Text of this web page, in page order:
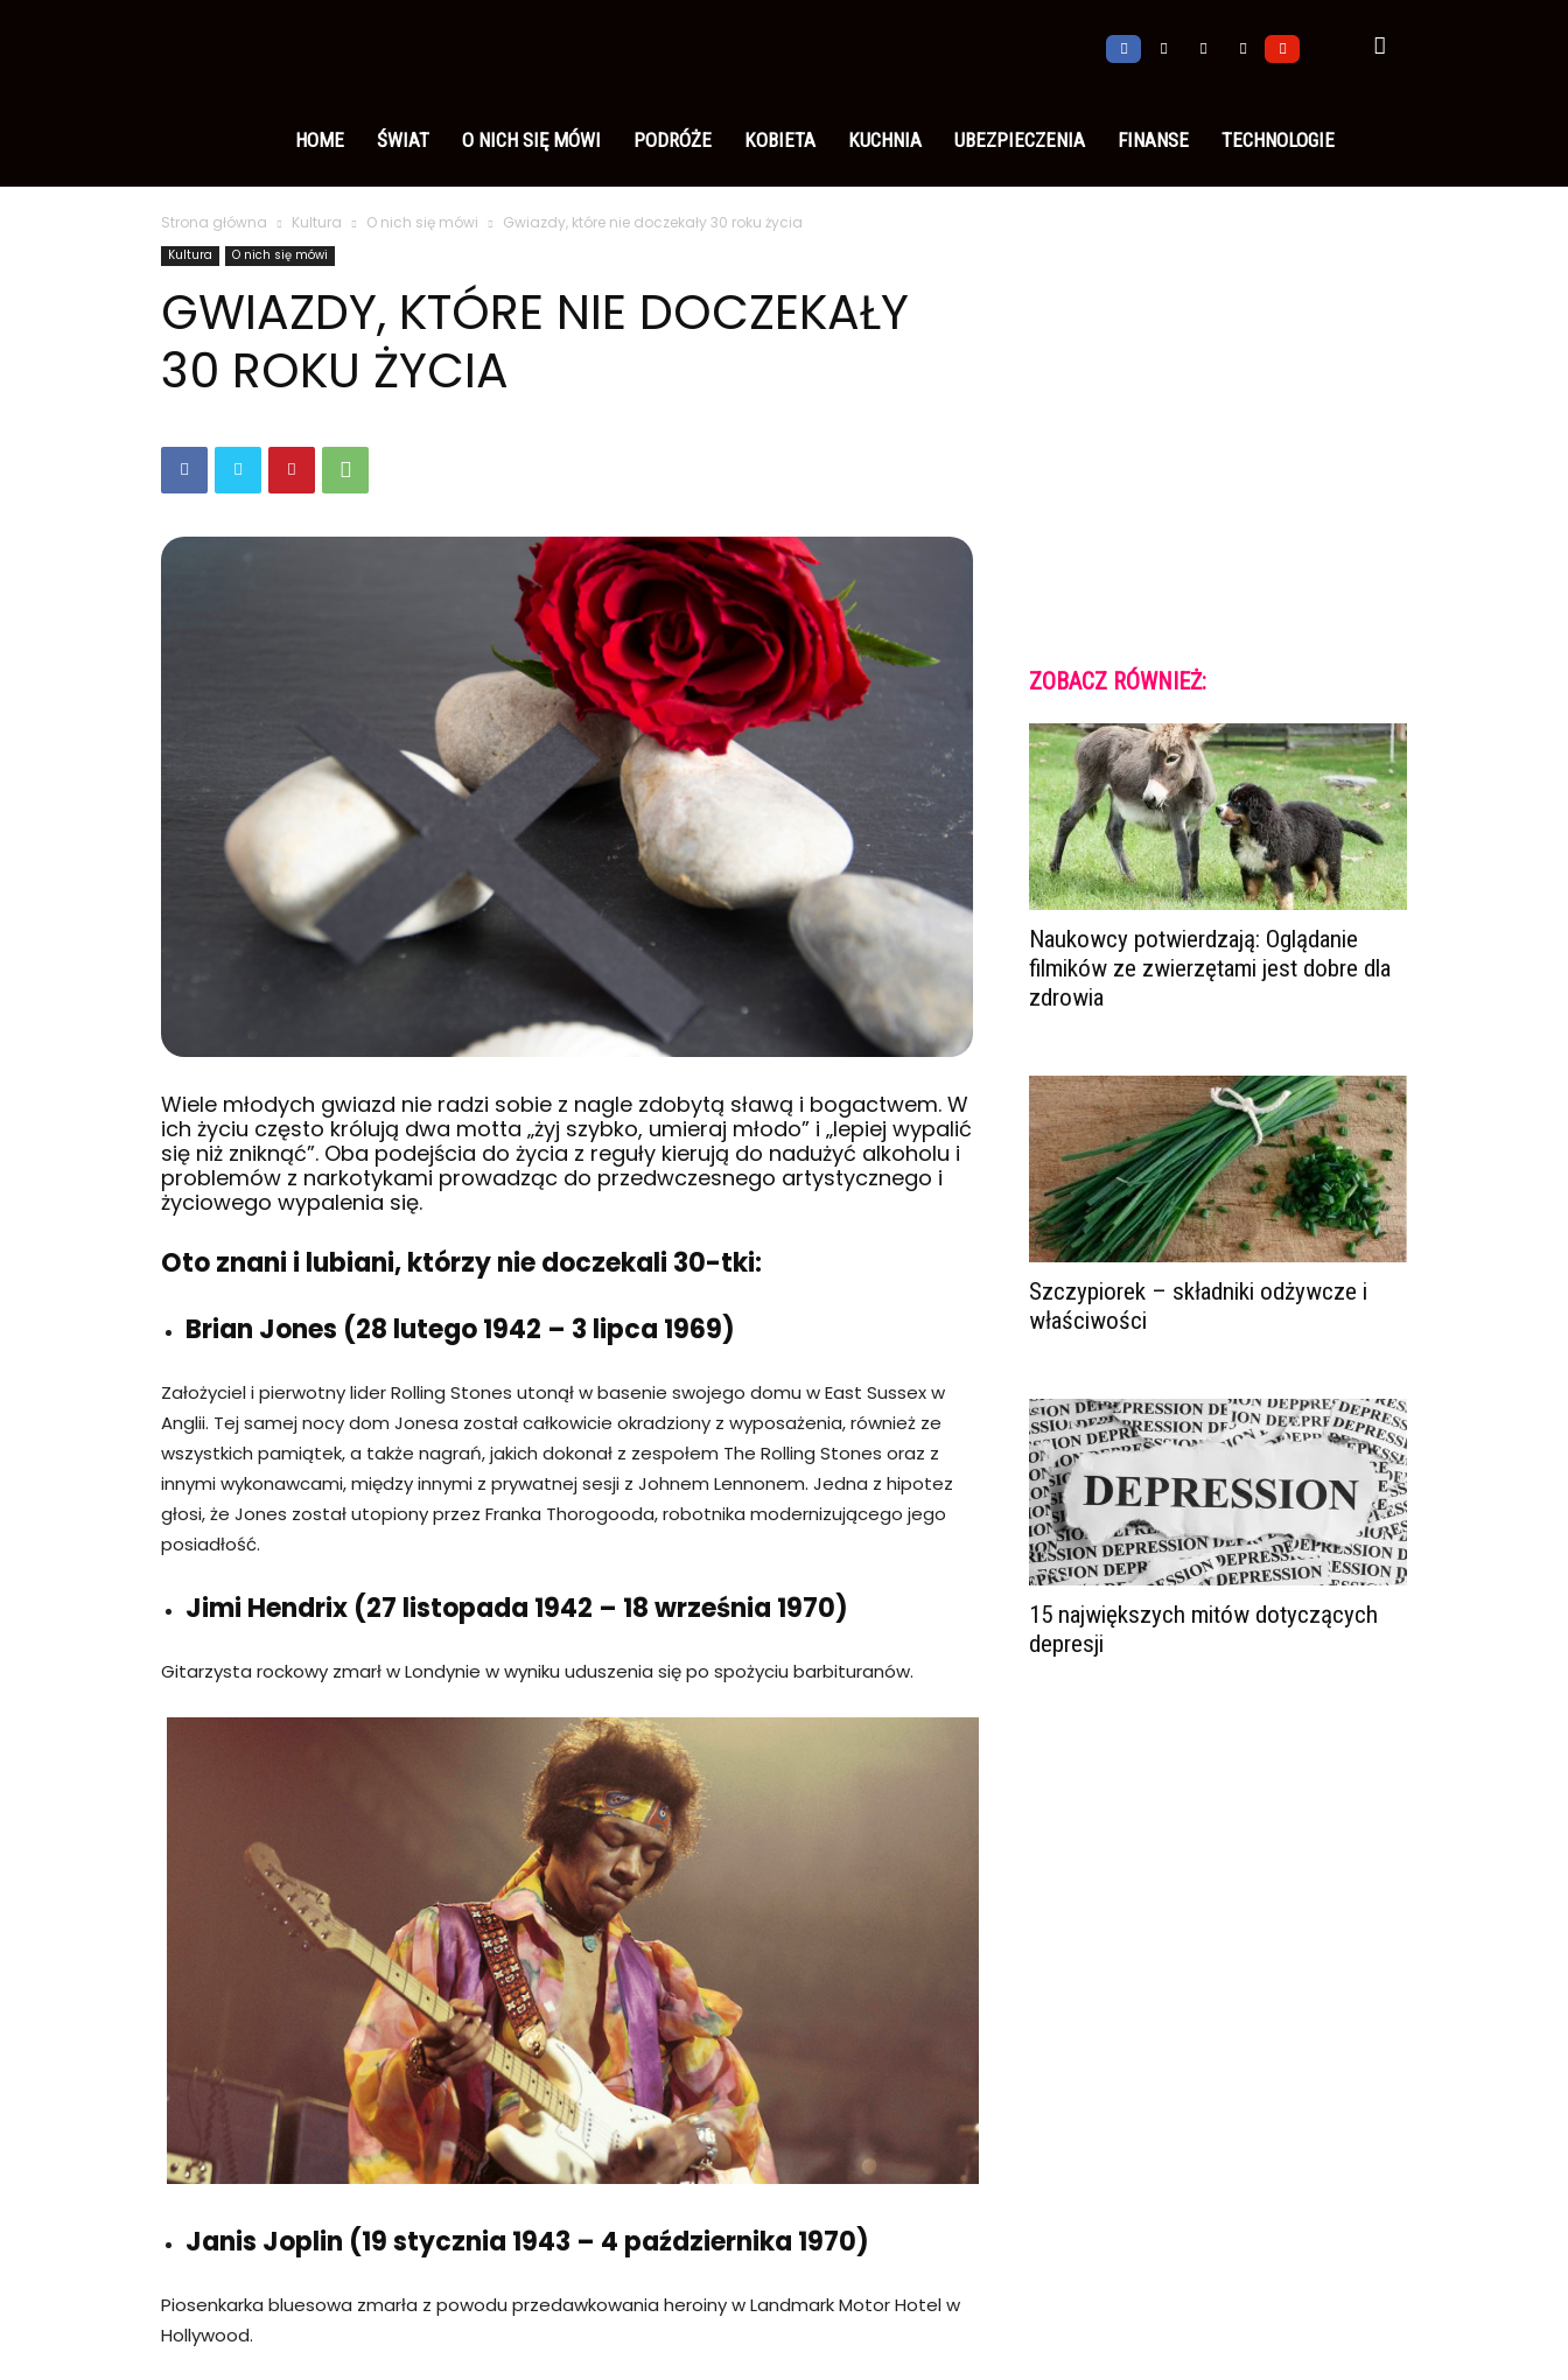
polsku
HOME ŚWIAT O NICH SIĘ MÓWI PODRÓŻE KOBIETA KUCHNIA UBEZPIECZENIA FINANSE TECHNOLOGIE
Strona główna Kultura O nich się mówi Gwiazdy, które nie doczekały 30 roku życia
Kultura O nich się mówi
GWIAZDY, KTÓRE NIE DOCZEKAŁY
30 ROKU ŻYCIA
Wiele młodych gwiazd nie radzi sobie z nagle zdobytą sławą i bogactwem. W
ich życiu często królują dwa motta „żyj szybko, umieraj młodo” i „lepiej wypalić
się niż zniknąć”. Oba podejścia do życia z reguły kierują do nadużyć alkoholu i
problemów z narkotykami prowadząc do przedwczesnego artystycznego i
życiowego wypalenia się.
Oto znani i lubiani, którzy nie doczekali 30-tki:
Brian Jones (28 lutego 1942 – 3 lipca 1969)
Założyciel i pierwotny lider Rolling Stones utonął w basenie swojego domu w East Sussex w
Anglii. Tej samej nocy dom Jonesa został całkowicie okradziony z wyposażenia, również ze
wszystkich pamiątek, a także nagrań, jakich dokonał z zespołem The Rolling Stones oraz z
innymi wykonawcami, między innymi z prywatnej sesji z Johnem Lennonem. Jedna z hipotez
głosi, że Jones został utopiony przez Franka Thorogooda, robotnika modernizującego jego
posiadłość.
Jimi Hendrix (27 listopada 1942 – 18 września 1970)
Gitarzysta rockowy zmarł w Londynie w wyniku uduszenia się po spożyciu barbituranów.
Janis Joplin (19 stycznia 1943 – 4 października 1970)
Piosenkarka bluesowa zmarła z powodu przedawkowania heroiny w Landmark Motor Hotel w
Hollywood.
ZOBACZ RÓWNIEŻ:
Naukowcy potwierdzają: Oglądanie
filmików ze zwierzętami jest dobre dla
zdrowia
Szczypiorek – składniki odżywcze i
właściwości
15 największych mitów dotyczących
depresji